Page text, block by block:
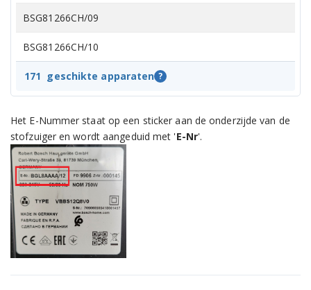
BSG81266CH/09
BSG81266CH/10
BSG81313UC/03
BSG81335UC/01
BSG81335UC/03
BSG81365UC/03
BSG81466/09
BSG81623/01
171 geschikte apparaten ?
Het E-Nummer staat op een sticker aan de onderzijde van de
stofzuiger en wordt aangeduid met 'E-Nr'.